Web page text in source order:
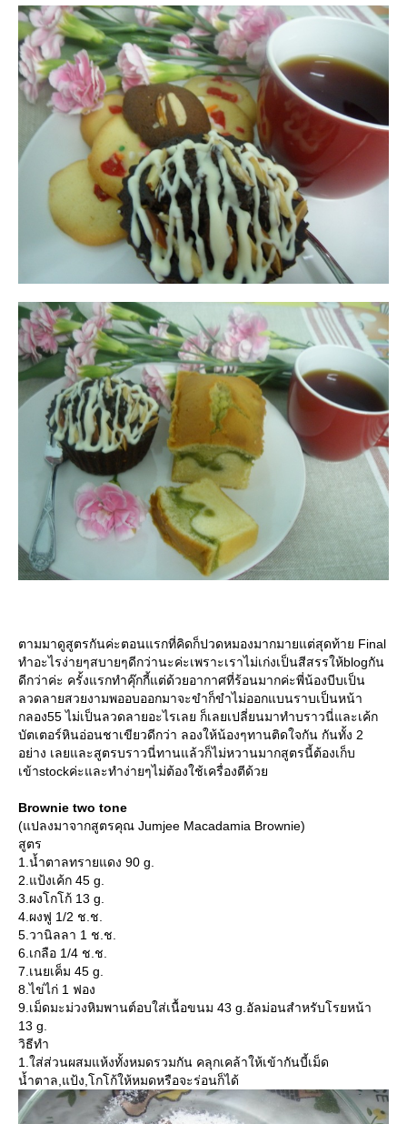
ตามมาดูสูตรกันค่ะตอนแรกที่คิดก็ปวดหมองมากมายแต่สุดท้าย Final
ทำอะไรง่ายๆสบายๆดีกว่านะค่ะเพราะเราไม่เก่งเป็นสีสรรให้blogกัน
ดีกว่าค่ะ ครั้งแรกทำคุ๊กกี้แต่ด้วยอากาศที่ร้อนมากค่ะพี่น้องบีบเป็น
ลวดลายสวยงามพออบออกมาจะขำก็ขำไม่ออกแบนราบเป็นหน้า
กลอง55 ไม่เป็นลวดลายอะไรเลย ก็เลยเปลี่ยนมาทำบราวนี่และเค้ก
บัตเตอร์หินอ่อนชาเขียวดีกว่า ลองให้น้องๆทานติดใจกัน กันทั้ง 2
อย่าง เลยและสูตรบราวนี่ทานแล้วก็ไม่หวานมากสูตรนี้ต้องเก็บ
เข้าstockค่ะและทำง่ายๆไม่ต้องใช้เครื่องตีด้ว
Brownie two tone
(แปลงมาจากสูตรคุณ Jumjee Macadamia Brownie)
สูตร
1.น้ำตาลทรายแดง 90 g.
2.แป้งเค้ก 45 g.
3.ผงโกโก้ 13 g.
4.ผงฟู 1/2 ช.ช.
5.วานิลลา 1 ช.ช.
6.เกลือ 1/4 ช.ช.
7.เนยเค็ม 45 g.
8.ไข่ไก่ 1 ฟอง
9.เม็ดมะม่วงหิมพานต์อบใส่เนื้อขนม 43 g.อัลม่อนสำหรับโรยหน้า
13 g.
วิธีทำ
1.ใส่ส่วนผสมแห้งทั้งหมดรวมกัน คลุกเคล้าให้เข้ากันบี้เม็ด
น้ำตาล,แป้ง,โกโก้ให้หมดหรือจะร่อนก็ได้